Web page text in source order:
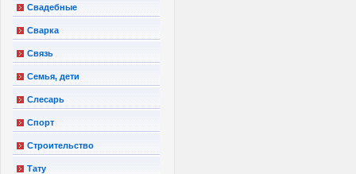
Свадебные
Сварка
Связь
Семья, дети
Слесарь
Спорт
Строительство
Тату